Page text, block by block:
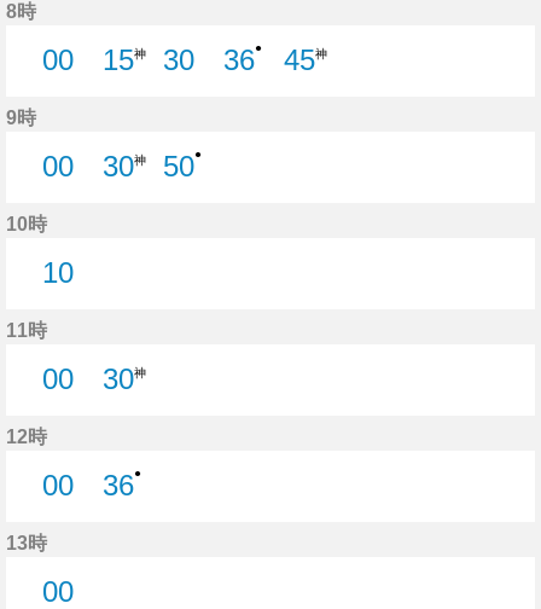
8時
00
15神
30
36● 45神
9時
00
30神
50●
10時
10
11時
00
30神
12時
00
36●
13時
00